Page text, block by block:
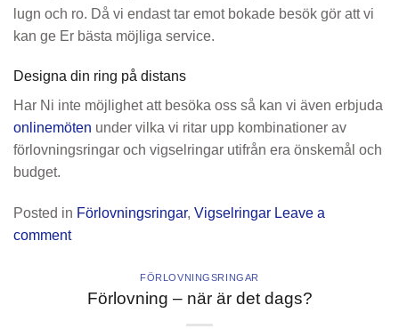
lugn och ro. Då vi endast tar emot bokade besök gör att vi
kan ge Er bästa möjliga service.
Designa din ring på distans
Har Ni inte möjlighet att besöka oss så kan vi även erbjuda
onlinemöten under vilka vi ritar upp kombinationer av
förlovningsringar och vigselringar utifrån era önskemål och
budget.
Posted in Förlovningsringar, Vigselringar Leave a
comment
FÖRLOVNINGSRINGAR
Förlovning – när är det dags?